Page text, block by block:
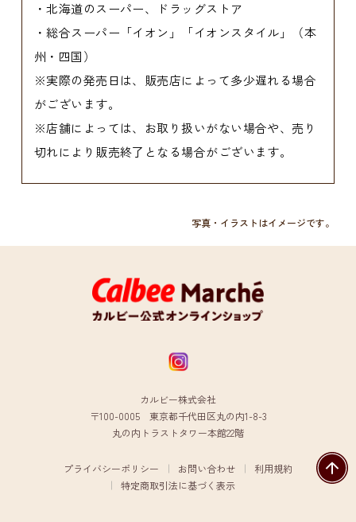
・北海道のスーパー、ドラッグストア
・総合スーパー「イオン」「イオンスタイル」（本
州・四国）
※実際の発売日は、販売店によって多少遅れる場合
がございます。
※店舗によっては、お取り扱いがない場合や、売り
切れにより販売終了となる場合がございます。
写真・イラストはイメージです。
カルビー株式会社
〒100-0005 東京都千代田区丸の内1-8-3
丸の内トラストタワー本館22階
プライバシーポリシー お問い合わせ
利用規約
特定商取引法に基づく表示